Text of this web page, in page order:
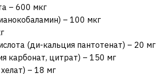
– 600 мкг
– 100 мкг
(ди-кальция пантотенат) – 20 мг
карбонат, цитрат) – 150 мг
– 18 мг